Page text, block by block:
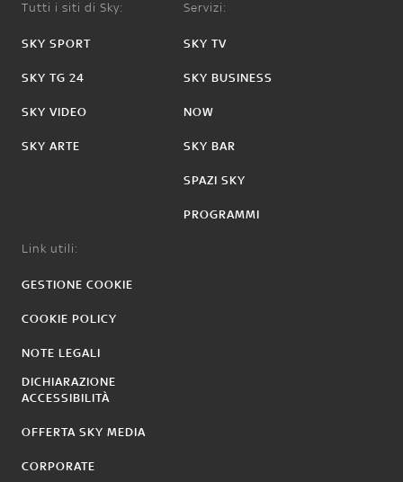
Tutti i siti di Sky:
SKY SPORT
SKY TG 24
SKY VIDEO
SKY ARTE
Servizi:
SKY TV
SKY BUSINESS
NOW
SKY BAR
SPAZI SKY
PROGRAMMI
Link utili:
GESTIONE COOKIE
COOKIE POLICY
NOTE LEGALI
DICHIARAZIONE
ACCESSIBILITÀ
OFFERTA SKY MEDIA
CORPORATE